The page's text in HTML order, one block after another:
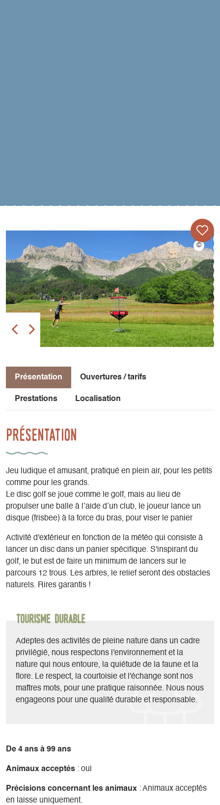
Présentation Ouvertures / tarifs
Prestations Localisation
Présentation
Jeu ludique et amusant, pratiqué en plein air, pour les petits
comme pour les grands.
Le disc golf se joue comme le golf, mais au lieu de
propulser une balle à l’aide d’un club, le joueur lance un
disque (frisbee) à la force du bras, pour viser le panier
Activité d'extérieur en fonction de la météo qui consiste à
lancer un disc dans un panier spécifique. S'inspirant du
golf, le but est de faire un minimum de lancers sur le
parcours 12 trous. Les arbres, le relief seront des obstacles
naturels. Rires garantis !
Tourisme durable
Adeptes des activités de pleine nature dans un cadre
privilégié, nous respectons l'environnement et la
nature qui nous entoure, la quiétude de la faune et la
flore. Le respect, la courtoisie et l'échange sont nos
maîtres mots, pour une pratique raisonnée. Nous nous
engageons pour une qualité durable et responsable.
De 4 ans à 99 ans
Animaux acceptés : oui
Précisions concernant les animaux : Animaux acceptés
en laisse uniquement.